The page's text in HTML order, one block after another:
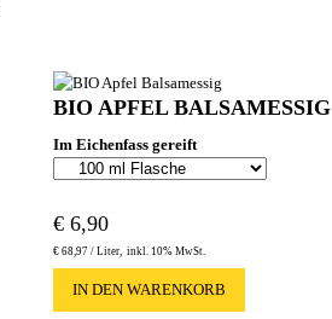
BIO APFEL BALSAMESSIG
Im Eichenfass gereift
€ 6,90
€68,97 / Liter inkl. 10% MwSt.
IN DEN WARENKORB